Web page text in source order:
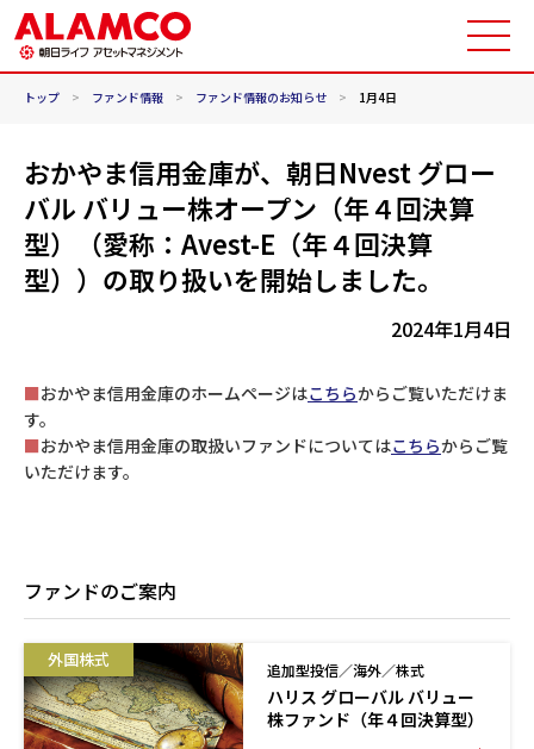
トップ > ファンド情報 > ファンド情報のお知らせ > 1月4日
おかやま信用金庫が、朝日Nvest グロー
バル バリュー株オープン（年４回決算
型）（愛称：Avest-E（年４回決算
型））の取り扱いを開始しました。
2024年1月4日
■おかやま信用金庫のホームページはこちらからご覧いただけま
す。
■おかやま信用金庫の取扱いファンドについてはこちらからご覧
いただけます。
ファンドのご案内
外国株式 追加型投信／海外／株式
ハリス グローバル バリュー
株ファンド（年４回決算型）